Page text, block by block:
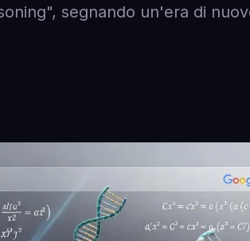
segnando un'era di